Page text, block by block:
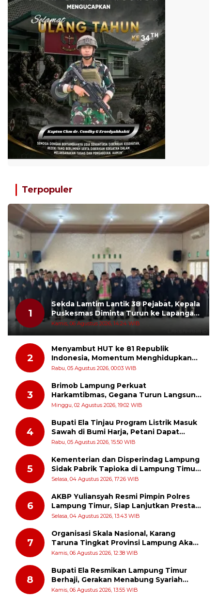
Terpopuler
1
Sekda Lamtim Lantik 38 Pejabat, Kepala
Puskesmas Diminta Turun ke Lapangan
dan Hadir di Tengah Masyarakat
Kamis, 06 Agustus 2026, 14:24 WIB
2
Menyambut HUT ke 81 Republik
Indonesia, Momentum Menghidupkan
Kembali Semangat Juang Para Pahlawan
Rabu, 05 Agustus 2026, 00:03 WIB
3
Brimob Lampung Perkuat
Harkamtibmas, Gegana Turun Langsung
Patroli Dialogis ke Pasar dan Rumah
Minggu, 02 Agustus 2026, 19:02 WIB
4
Bupati Ela Tinjau Program Listrik Masuk
Sawah di Bumi Harja, Petani Dapat
Subsidi Pemasangan KWH
Rabu, 05 Agustus 2026, 15:50 WIB
5
Kementerian dan Disperindag Lampung
Sidak Pabrik Tapioka di Lampung Timur,
PPUKI Apresiasi Langkah Pengawasan
Selasa, 04 Agustus 2026, 17:26 WIB
6
AKBP Yuliansyah Resmi Pimpin Polres
Lampung Timur, Siap Lanjutkan Prestasi
Gemilang AKBP Heti Patmawati
Selasa, 04 Agustus 2026, 13:43 WIB
7
Organisasi Skala Nasional, Karang
Taruna Tingkat Provinsi Lampung Akan
Melakukan Temu Karya pada tanggal 7
Kamis, 06 Agustus 2026, 12:38 WIB
8
Bupati Ela Resmikan Lampung Timur
Berhaji, Gerakan Menabung Syariah
untuk Wujudkan Impian ke Tanah Suci
Kamis, 06 Agustus 2026, 13:55 WIB